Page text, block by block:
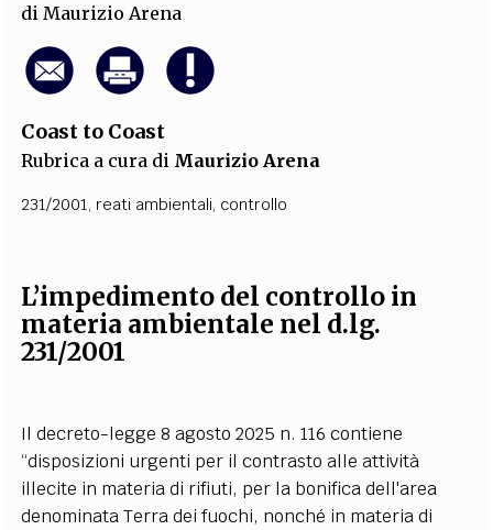
di Maurizio Arena
Coast to Coast
Rubrica a cura di Maurizio Arena
231/2001, reati ambientali, controllo
L’impedimento del controllo in
materia ambientale nel d.lg.
231/2001
Il decreto-legge 8 agosto 2025 n. 116 contiene
“disposizioni urgenti per il contrasto alle attività
illecite in materia di rifiuti, per la bonifica dell'area
denominata Terra dei fuochi, nonché in materia di